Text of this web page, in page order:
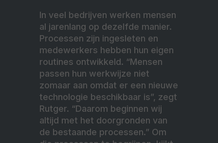
In veel bedrijven werken mensen
al jarenlang op dezelfde manier.
Processen zijn ingesleten en
medewerkers hebben hun eigen
routines ontwikkeld. “Mensen
passen hun werkwijze niet
zomaar aan omdat er een nieuwe
technologie beschikbaar is”, zegt
Rutger. “Daarom beginnen wij
altijd met het doorgronden van
de bestaande processen.” Om